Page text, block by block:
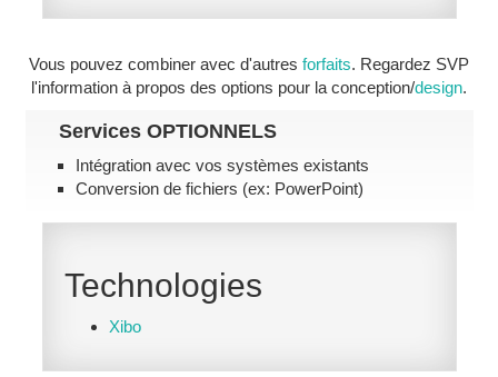
Vous pouvez combiner avec d'autres forfaits. Regardez SVP
l'information à propos des options pour la conception/design.
Services OPTIONNELS
Intégration avec vos systèmes existants
Conversion de fichiers (ex: PowerPoint)
Technologies
Xibo